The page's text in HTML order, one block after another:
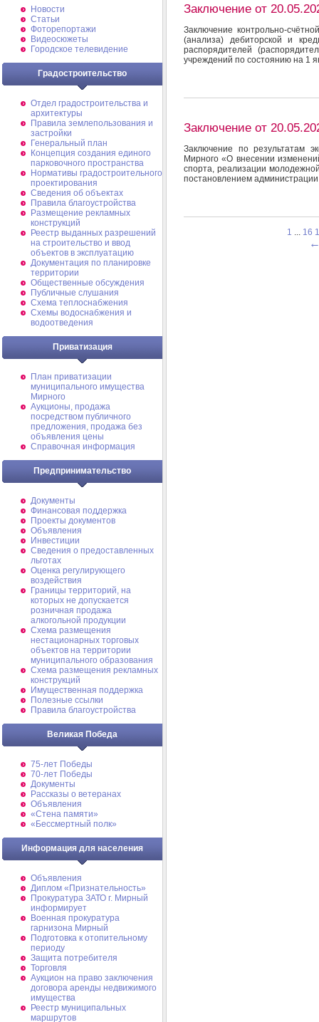
Новости
Статьи
Фоторепортажи
Видеосюжеты
Городское телевидение
Градостроительство
Отдел градостроительства и
архитектуры
Правила землепользования и
застройки
Генеральный план
Концепция создания единого
парковочного пространства
Нормативы градостроительного
проектирования
Сведения об объектах
Правила благоустройства
Размещение рекламных
конструкций
Реестр выданных разрешений
на строительство и ввод
объектов в эксплуатацию
Документация по планировке
территории
Общественные обсуждения
Публичные слушания
Схема теплоснабжения
Схемы водоснабжения и
водоотведения
Приватизация
План приватизации
муниципального имущества
Мирного
Аукционы, продажа
посредством публичного
предложения, продажа без
объявления цены
Справочная информация
Предпринимательство
Документы
Финансовая поддержка
Проекты документов
Объявления
Инвестиции
Сведения о предоставленных
льготах
Оценка регулирующего
воздействия
Границы территорий, на
которых не допускается
розничная продажа
алкогольной продукции
Схема размещения
нестационарных торговых
объектов на территории
муниципального образования
Схема размещения рекламных
конструкций
Имущественная поддержка
Полезные ссылки
Правила благоустройства
Великая Победа
75-лет Победы
70-лет Победы
Документы
Рассказы о ветеранах
Объявления
«Стена памяти»
«Бессмертный полк»
Информация для населения
Объявления
Диплом «Признательность»
Прокуратура ЗАТО г. Мирный
информирует
Военная прокуратура
гарнизона Мирный
Подготовка к отопительному
периоду
Защита потребителя
Торговля
Аукцион на право заключения
договора аренды недвижимого
имущества
Реестр муниципальных
маршрутов
Заключение от
Заключение контрольно-
(анализа) дебиторской и
распорядителей
учреждений по состоянию на 1
Заключение от
Заключение по результатам
Мирного «О внесении
спорта, реализации
постановлением
1 ... 16